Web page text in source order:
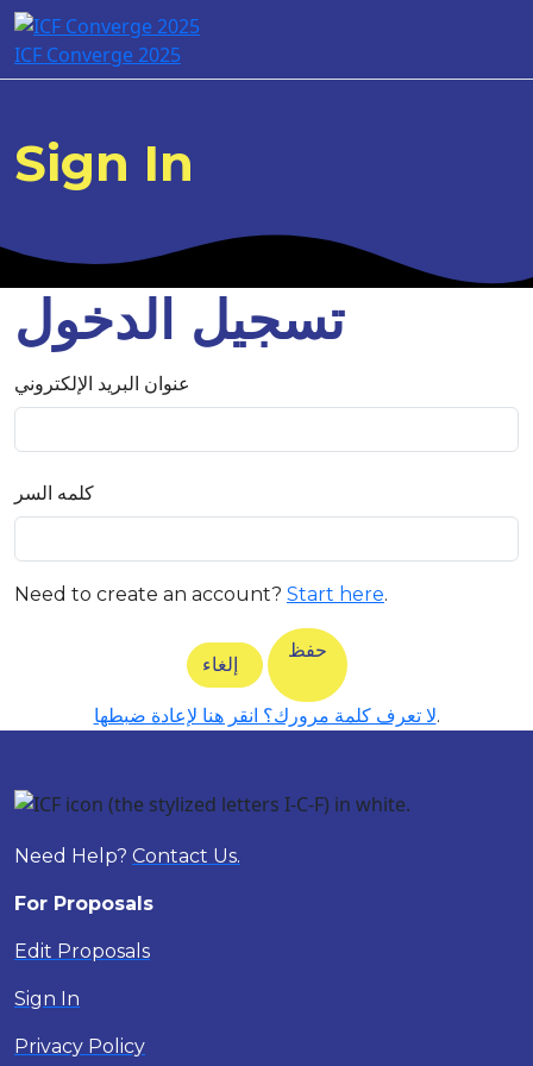
ICF Converge 2025
Sign In
تسجيل الدخول
عنوان البريد الإلكتروني
كلمه السر
Need to create an account? Start here.
إلغاء
حفظ
لا تعرف كلمة مرورك؟ انقر هنا لإعادة ضبطها.
Need Help? Contact Us.
For Proposals
Edit Proposals
Sign In
Privacy Policy